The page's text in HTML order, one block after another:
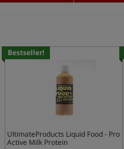
Bestseller!
UltimateProducts Liquid Food - Pro
Active Milk Protein